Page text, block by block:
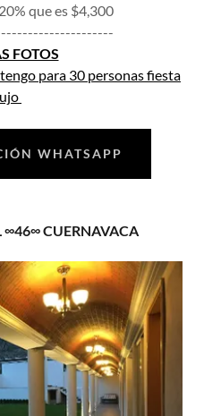
que es $4,300
FOTOS
para 30 personas fiesta
WHATSAPP
CUERNAVACA